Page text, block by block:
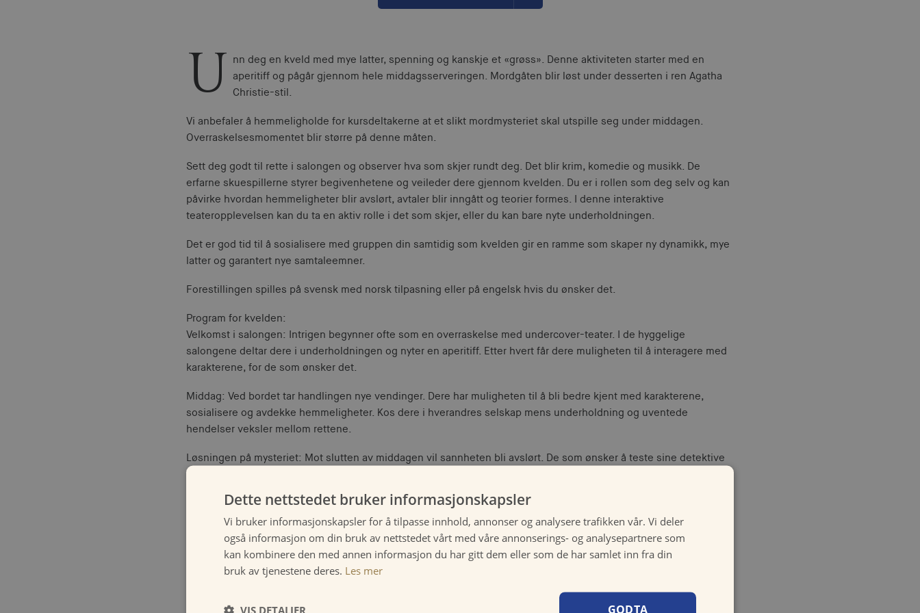
U
nn deg en kveld med mye latter, spenning og kanskje et «grøss». Denne aktiviteten starter med en
aperitiff og pågår gjennom hele middagsserveringen. Mordgåten blir løst under desserten i ren Agatha
Christie-stil.
Vi anbefaler å hemmeligholde for kursdeltakerne at et slikt mordmysteriet skal utspille seg under middagen.
Overraskelsesmomentet blir større på denne måten.
Sett deg godt til rette i salongen og observer hva som skjer rundt deg. Det blir krim, komedie og musikk. De
erfarne skuespillerne styrer begivenhetene og veileder dere gjennom kvelden. Du er i rollen som deg selv og kan
påvirke hvordan hemmeligheter blir avslørt, avtaler blir inngått og teorier formes. I denne interaktive
teateropplevelsen kan du ta en aktiv rolle i det som skjer, eller du kan bare nyte underholdningen.
Det er god tid til å sosialisere med gruppen din samtidig som kvelden gir en ramme som skaper ny dynamikk, mye
latter og garantert nye samtaleemner.
Forestillingen spilles på svensk med norsk tilpasning eller på engelsk hvis du ønsker det.
Program for kvelden:
Velkomst i salongen: Intrigen begynner ofte som en overraskelse med undercover-teater. I de hyggelige
salongene deltar dere i underholdningen og nyter en aperitiff. Etter hvert får dere muligheten til å interagere med
karakterene, for de som ønsker det.
Middag: Ved bordet tar handlingen nye vendinger. Dere har muligheten til å bli bedre kjent med karakterene,
sosialisere og avdekke hemmeligheter. Kos dere i hverandres selskap mens underholdning og uventede
hendelser veksler mellom rettene.
Løsningen på mysteriet: Mot slutten av middagen vil sannheten bli avslørt. De som ønsker å teste sine detektive
ferdigheter kan komme med teorier og kanskje avsløre morderen.
Praktisk informasjon
Dette nettstedet bruker informasjonskapsler
Vi bruker informasjonskapsler for å tilpasse innhold, annonser og analysere trafikken vår. Vi deler
også informasjon om din bruk av nettstedet vårt med våre annonserings- og analysepartnere som
kan kombinere den med annen informasjon du har gitt dem eller som de har samlet inn fra din
bruk av tjenestene deres. Les mer
GODTA
VIS DETALJER